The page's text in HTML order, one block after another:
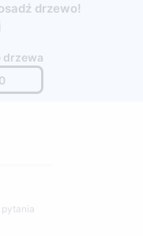
drzewo!
drzewa